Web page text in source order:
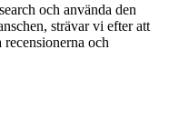
och använda den
strävar vi efter att
recensionerna och